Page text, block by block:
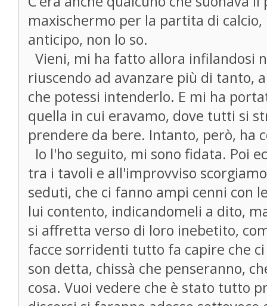
maxischermo per la partita di
anticipo, non lo so.
Vieni, mi ha fatto allora infilandosi
riuscendo ad avanzare più di tanto,
che potessi intenderlo. E mi ha
quella in cui eravamo, dove tutti si
prendere da bere. Intanto, però, ha
Io l'ho seguito, mi sono fidata. Poi
tra i tavoli e all'improvviso
seduti, che ci fanno ampi cenni con
lui contento, indicandomeli a dito,
si affretta verso di loro inebetito,
facce sorridenti tutto fa capire che
son detta, chissà che penseranno,
cosa. Vuoi vedere che è stato tutto